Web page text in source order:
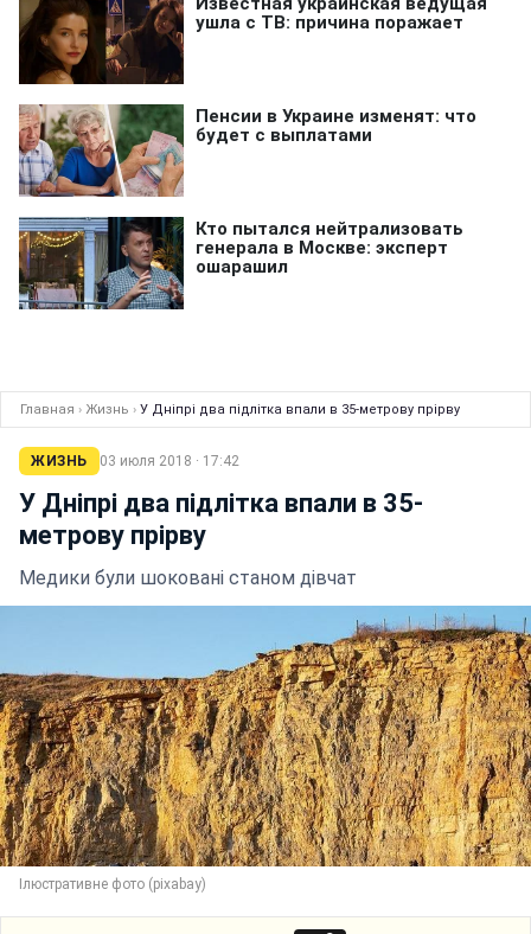
Главная › Жизнь › У Дніпрі два підлітка впали в 35-метрову прірву
ЖИЗНЬ 03 июля 2018 · 17:42
У Дніпрі два підлітка впали в 35-
метрову прірву
Медики були шоковані станом дівчат
Ілюстративне фото (pixabay)